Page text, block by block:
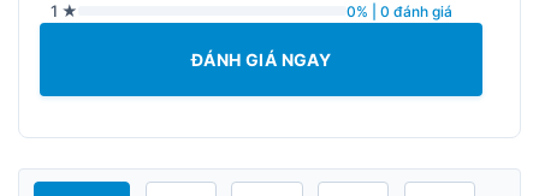
1 ★ 0% | 0 đánh giá
ĐÁNH GIÁ NGAY